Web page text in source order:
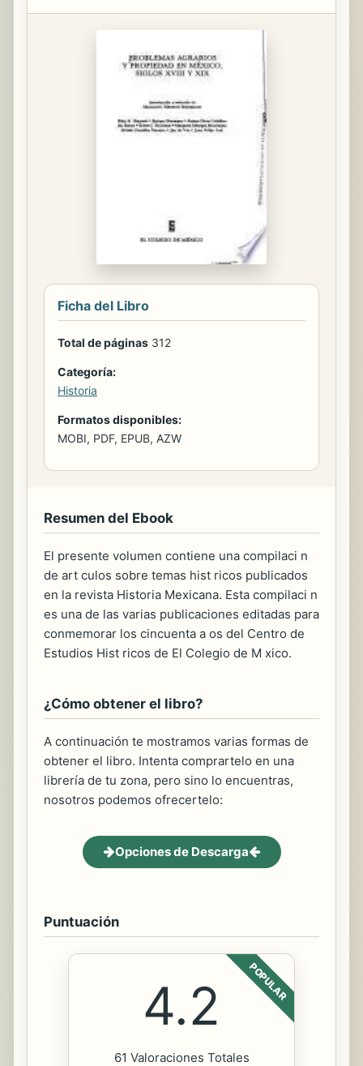
Ficha del Libro
Total de páginas 312
Categoría:
Historia
Formatos disponibles:
MOBI, PDF, EPUB, AZW
Resumen del Ebook
El presente volumen contiene una compilaci n
de art culos sobre temas hist ricos publicados
en la revista Historia Mexicana. Esta compilaci n
es una de las varias publicaciones editadas para
conmemorar los cincuenta a os del Centro de
Estudios Hist ricos de El Colegio de M xico.
¿Cómo obtener el libro?
A continuación te mostramos varias formas de
obtener el libro. Intenta comprartelo en una
librería de tu zona, pero sino lo encuentras,
nosotros podemos ofrecertelo:
Opciones de Descarga
Puntuación
POPULAR
4.2
61 Valoraciones Totales